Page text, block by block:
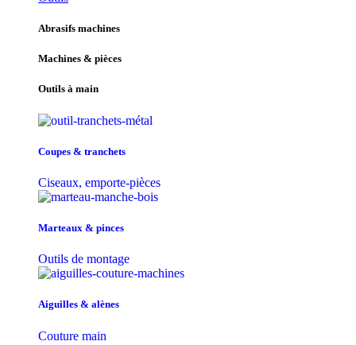
Abrasifs machines
Machines & pièces
Outils à main
Coupes & tranchets
Ciseaux, emporte-pièces
Marteaux & pinces
Outils de montage
Aiguilles & alènes
Couture main